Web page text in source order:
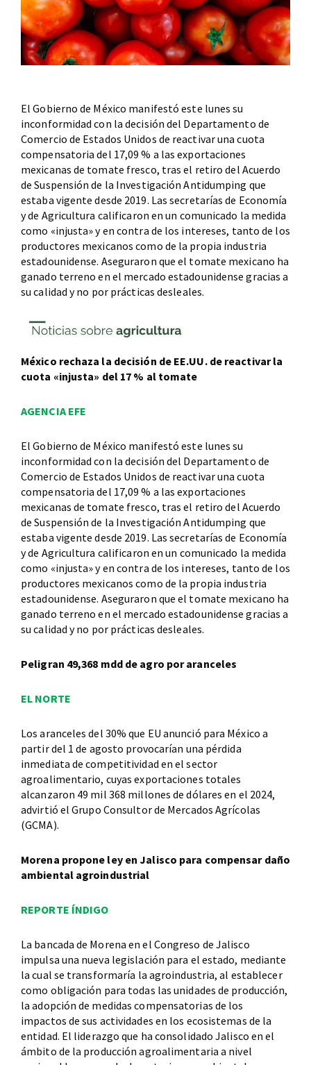
El Gobierno de México manifestó este lunes su
inconformidad con la decisión del Departamento de
Comercio de Estados Unidos de reactivar una cuota
compensatoria del 17,09 % a las exportaciones
mexicanas de tomate fresco, tras el retiro del Acuerdo
de Suspensión de la Investigación Antidumping que
estaba vigente desde 2019. Las secretarías de Economía
y de Agricultura calificaron en un comunicado la medida
como «injusta» y en contra de los intereses, tanto de los
productores mexicanos como de la propia industria
estadounidense. Aseguraron que el tomate mexicano ha
ganado terreno en el mercado estadounidense gracias a
su calidad y no por prácticas desleales.
México rechaza la decisión de EE.UU. de reactivar la
cuota «injusta» del 17 % al tomate
AGENCIA EFE
El Gobierno de México manifestó este lunes su
inconformidad con la decisión del Departamento de
Comercio de Estados Unidos de reactivar una cuota
compensatoria del 17,09 % a las exportaciones
mexicanas de tomate fresco, tras el retiro del Acuerdo
de Suspensión de la Investigación Antidumping que
estaba vigente desde 2019. Las secretarías de Economía
y de Agricultura calificaron en un comunicado la medida
como «injusta» y en contra de los intereses, tanto de los
productores mexicanos como de la propia industria
estadounidense. Aseguraron que el tomate mexicano ha
ganado terreno en el mercado estadounidense gracias a
su calidad y no por prácticas desleales.
Peligran 49,368 mdd de agro por aranceles
EL NORTE
Los aranceles del 30% que EU anunció para México a
partir del 1 de agosto provocarían una pérdida
inmediata de competitividad en el sector
agroalimentario, cuyas exportaciones totales
alcanzaron 49 mil 368 millones de dólares en el 2024,
advirtió el Grupo Consultor de Mercados Agrícolas
(GCMA).
Morena propone ley en Jalisco para compensar daño
ambiental agroindustrial
REPORTE ÍNDIGO
La bancada de Morena en el Congreso de Jalisco
impulsa una nueva legislación para el estado, mediante
la cual se transformaría la agroindustria, al establecer
como obligación para todas las unidades de producción,
la adopción de medidas compensatorias de los
impactos de sus actividades en los ecosistemas de la
entidad. El liderazgo que ha consolidado Jalisco en el
ámbito de la producción agroalimentaria a nivel